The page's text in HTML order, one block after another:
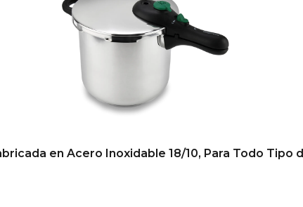
en Acero Inoxidable 18/10, Para Todo Tipo